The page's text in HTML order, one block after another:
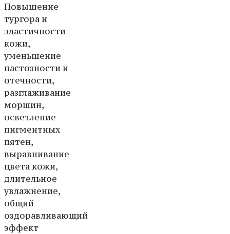
Повышение
тургора и
эластичности
кожи,
уменьшение
пастозности и
отечности,
разглаживание
морщин,
осветление
пигментных
пятен,
выравнивание
цвета кожи,
длительное
увлажнение,
общий
оздоравливающий
эффект